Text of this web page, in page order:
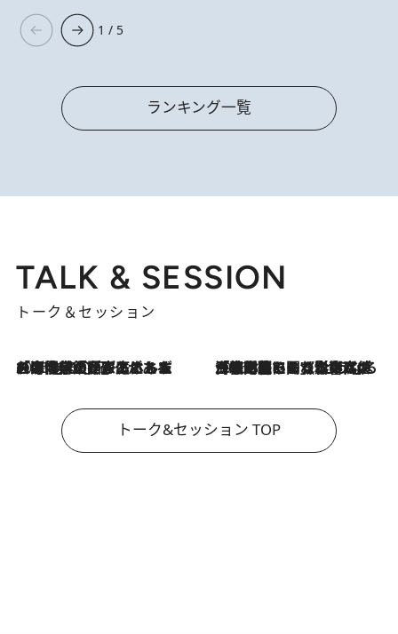
1 / 5
ランキング一覧
TALK & SESSION
トーク＆セッション
2026.8.3
「今後値上げがあるとすれば…」「リスクがあるのは今年の冬」エネルギー専門家が語る、ホルムズ海峡封鎖が家庭にもたらす“ある心配” 2026.8.3
「住宅建てられない…」「サーチャージ料の高値が続いている」ホルムズ海峡封鎖による影響はいつまで続く？《エネルギー専門家に聞く“どうなる日本の暮らし”》
トーク&セッション TOP